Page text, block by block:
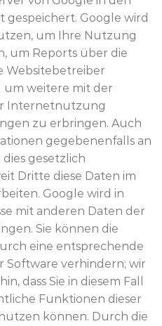
Google wird
um Ihre Nutzung
um Reports über die
Websitebetreiber
weitere mit der
Internetnutzung
zu erbringen. Auch
gegebenenfalls an
gesetzlich
Dritte diese Daten im
Google wird in
mit anderen Daten der
Sie können die
eine entsprechende
Software verhindern; wir
dass Sie in diesem Fall
Funktionen dieser
können. Durch die